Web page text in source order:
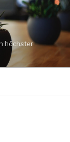
höchster